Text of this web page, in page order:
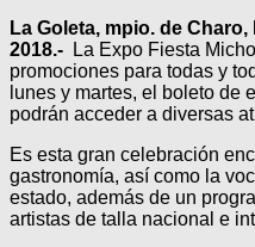
La Goleta, mpio. de
2018.- La Expo Fiesta
promociones para todas y
lunes y martes, el boleto de
podrán acceder a diversas
Es esta gran celebración
gastronomía, así como la
estado, además de un
artistas de talla nacional e